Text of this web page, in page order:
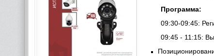
Программа:
09:30-09:45:
09:45 - 11:15: